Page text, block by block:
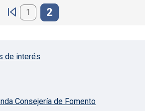
1 2
con iconos
de interés
Consejería de Fomento